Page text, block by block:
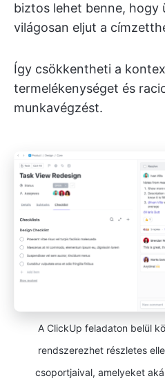
biztos lehet benne, hogy
világosan eljut a
Így csökkentheti a
termelékenységet és
munkavégzést.
A ClickUp feladaton belül
rendszerezhet részletes
csoportjaival, amelyeket